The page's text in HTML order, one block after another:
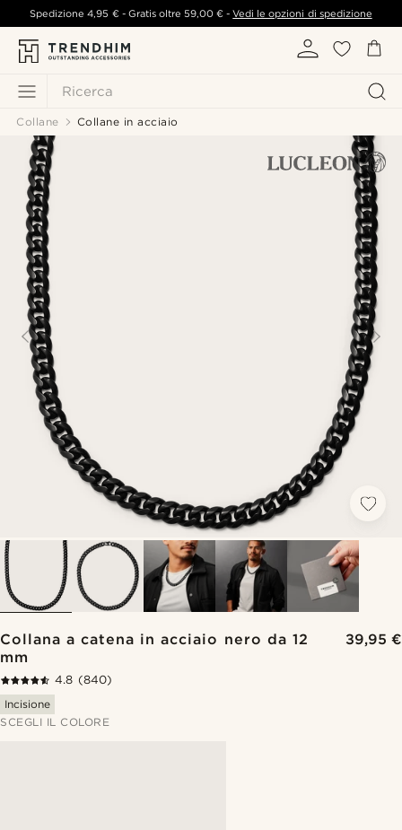
Ricerca
Spedizione4,95 €- Gratis oltre 59,00 € -Vedi le opzioni di spedizione
Collane Collane in acciaio
Collana a catena in acciaio nero da 12
mm
39,95 €
4.8 (840)
Incisione
SCEGLI IL COLORE